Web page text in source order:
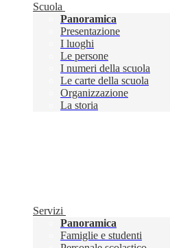
Scuola
Panoramica
Presentazione
I luoghi
Le persone
I numeri della scuola
Le carte della scuola
Organizzazione
La storia
Servizi
Panoramica
Famiglie e studenti